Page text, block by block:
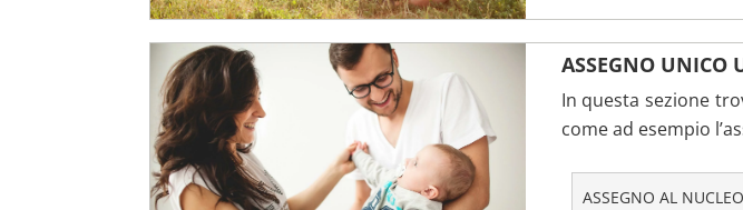
ASSEGNO UNICO
In questa sezione
come ad esempio
ASSEGNO AL